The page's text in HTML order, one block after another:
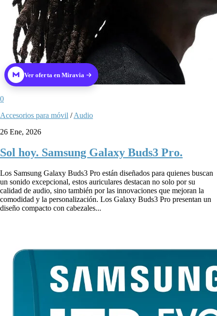
Ver oferta en Miravia
0
Accesorios para móvil /Audio
26 Ene, 2026
Sol hoy. Samsung Galaxy Buds3 Pro.
Los Samsung Galaxy Buds3 Pro están diseñados para quienes buscan
un sonido excepcional, estos auriculares destacan no solo por su
calidad de audio, sino también por las innovaciones que mejoran la
comodidad y la personalización. Los Galaxy Buds3 Pro presentan un
diseño compacto con cabezales...